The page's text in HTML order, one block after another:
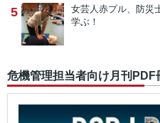
5 女芸人赤プル、防災
学ぶ！
危機管理担当者向け月刊PDF